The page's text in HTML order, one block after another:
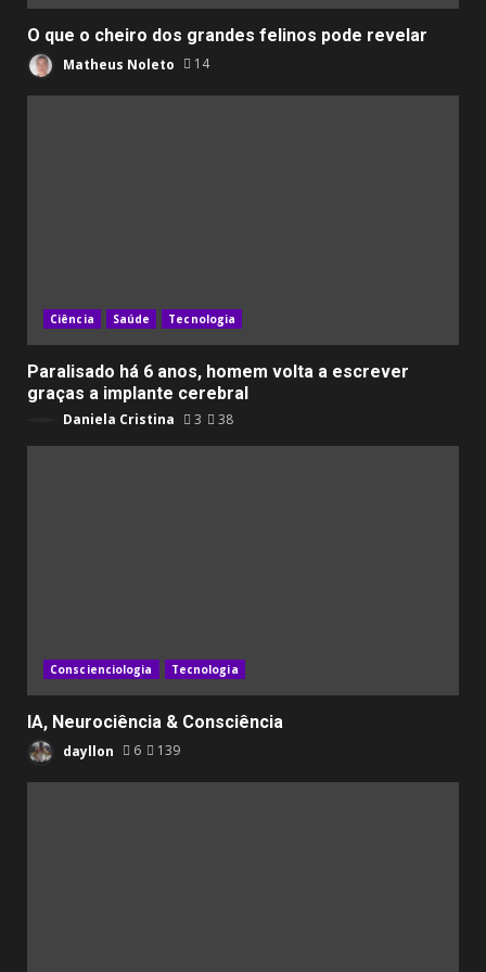
O que o cheiro dos grandes felinos pode revelar
Matheus Noleto 14
Ciência Saúde Tecnologia
Paralisado há 6 anos, homem volta a escrever
graças a implante cerebral
Daniela Cristina 3 38
Conscienciologia Tecnologia
IA, Neurociência & Consciência
dayllon 6 139